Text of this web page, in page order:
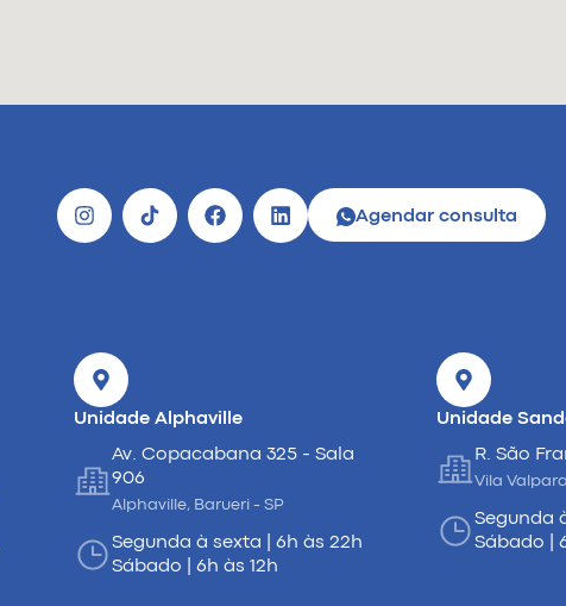
Agendar consulta
Unidade Alphaville
Av. Copacabana 325 - Sala
906
Alphaville, Barueri - SP
Segunda à sexta | 6h às 22h
Sábado | 6h às 12h
Unidade
R. São
Vila
Segunda
Sábado |